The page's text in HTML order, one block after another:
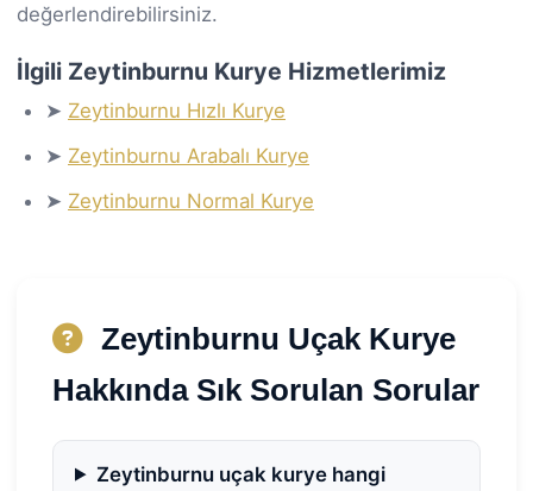
değerlendirebilirsiniz.
İlgili Zeytinburnu Kurye Hizmetlerimiz
➤ Zeytinburnu Hızlı Kurye
➤ Zeytinburnu Arabalı Kurye
➤ Zeytinburnu Normal Kurye
Zeytinburnu Uçak Kurye
Hakkında Sık Sorulan Sorular
Zeytinburnu uçak kurye hangi